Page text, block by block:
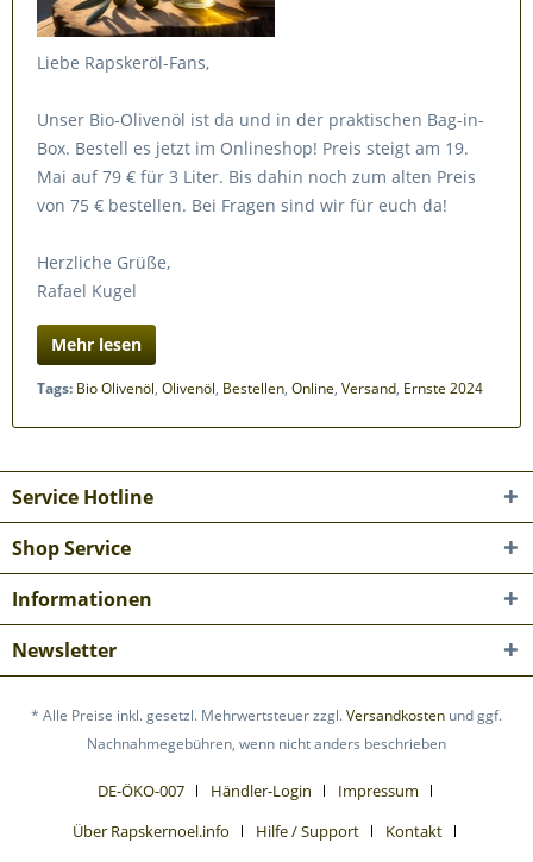
Liebe Rapskeröl-Fans,
Unser Bio-Olivenöl ist da und in der praktischen Bag-in-
Box. Bestell es jetzt im Onlineshop! Preis steigt am 19.
Mai auf 79 € für 3 Liter. Bis dahin noch zum alten Preis
von 75 € bestellen. Bei Fragen sind wir für euch da!
Herzliche Grüße,
Rafael Kugel
Mehr lesen
Tags: Bio Olivenöl, Olivenöl, Bestellen, Online, Versand, Ernste 2024
Service Hotline
Shop Service
Informationen
Newsletter
* Alle Preise inkl. gesetzl. Mehrwertsteuer zzgl.Versandkosten und ggf.
Nachnahmegebühren, wenn nicht anders beschrieben
DE-ÖKO-007 Händler-Login
Impressum
Über Rapskernoel.info
Hilfe / Support
Kontakt